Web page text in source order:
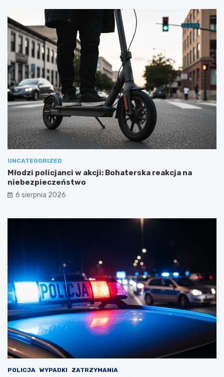
UNCATEGORIZED
Młodzi policjanci w akcji: Bohaterska reakcja na
niebezpieczeństwo
6 sierpnia 2026
POLICJA WYPADKI ZATRZYMANIA